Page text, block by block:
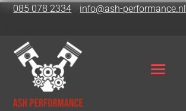
085 078 2334 info@ash-performance.nl